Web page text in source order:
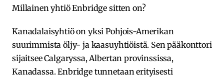
Millainen yhtiö Enbridge sitten on?
Kanadalaisyhtiö on yksi Pohjois-Amerikan
suurimmista öljy- ja kaasuyhtiöistä. Sen pääkonttori
sijaitsee Calgaryssa, Albertan provinssissa,
Kanadassa. Enbridge tunnetaan erityisesti